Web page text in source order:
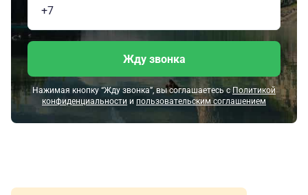
Жду звонка
Нажимая кнопку “Жду звонка”, вы соглашаетесь с Политикой
конфиденциальности и пользовательским соглашением